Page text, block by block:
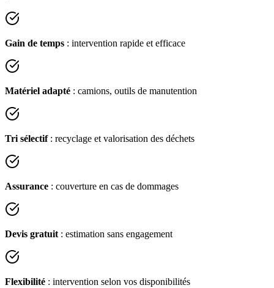
Gain de temps : intervention rapide et efficace
Matériel adapté : camions, outils de manutention
Tri sélectif: recyclage et valorisation des déchets
Assurance : couverture en cas de dommages
Devis gratuit : estimation sans engagement
Flexibilité : intervention selon vos disponibilités